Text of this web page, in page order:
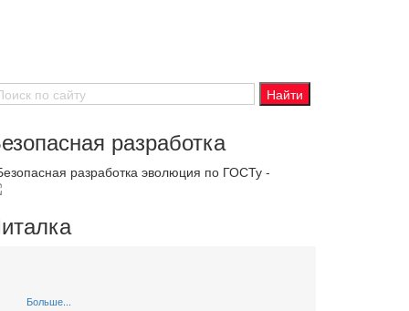
разработка
разработка эволюция по ГОСТу -
Больше...